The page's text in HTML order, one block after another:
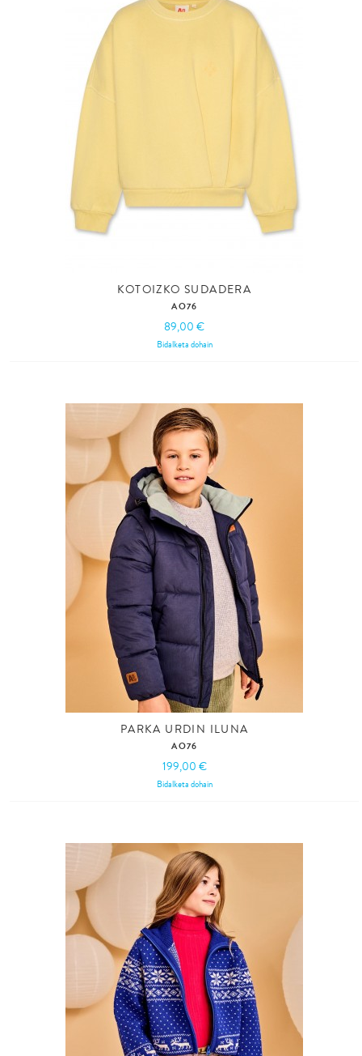
KOTOIZKO SUDADERA
AO76
89,00 €
Bidalketa dohain
PARKA URDIN ILUNA
AO76
199,00 €
Bidalketa dohain